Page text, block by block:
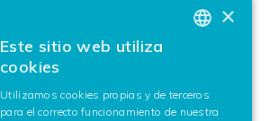
ENGLISH
×
Este sitio web utiliza
cookies
Utilizamos cookies propias y de terceros
para el correcto funcionamiento de nuestra